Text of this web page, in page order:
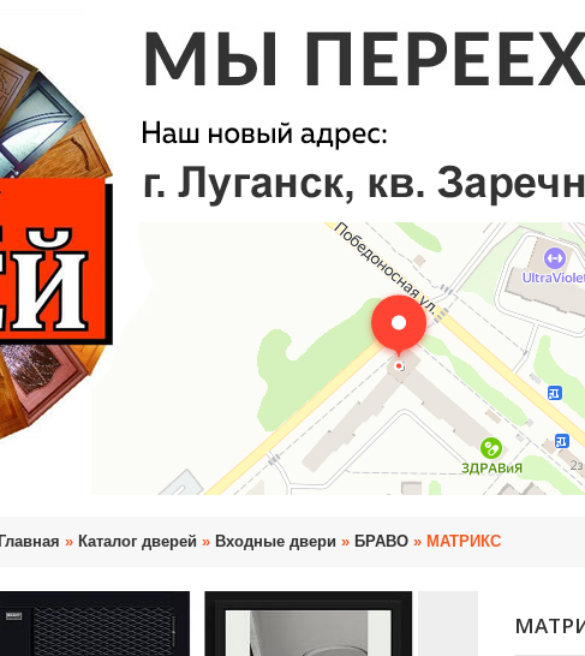
Главная » Каталог дверей » Входные двери » БРАВО » МАТРИКС